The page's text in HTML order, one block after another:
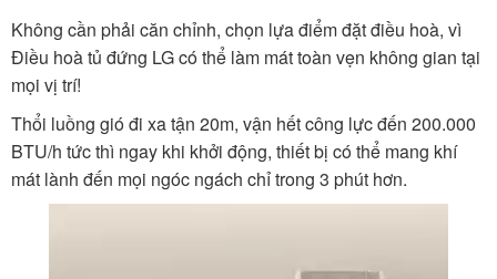
Không cần phải căn chỉnh, chọn lựa điểm đặt điều hoà, vì
Điều hoà tủ đứng LG có thể làm mát toàn vẹn không gian tại
mọi vị trí!
Thổi luồng gió đi xa tận 20m, vận hết công lực đến 200.000
BTU/h tức thì ngay khi khởi động, thiết bị có thể mang khí
mát lành đến mọi ngóc ngách chỉ trong 3 phút hơn.